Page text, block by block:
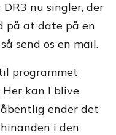
nu singler, der
på at date på en
send os en mail.
programmet
kan I blive
ender det
i den